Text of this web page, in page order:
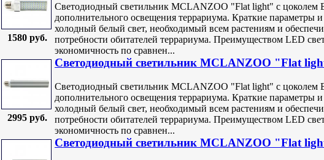
1580 руб.
Светодиодный светильник MCLANZOO "Flat light" с цоколем
дополнительного освещения террариума. Краткие параметры
холодный белый свет, необходимый всем растениям и
потребности обитателей террариума. Преимуществом LED
экономичность по сравнен...
2995 руб.
Светодиодный светильник MCLANZOO "Flat
Светодиодный светильник MCLANZOO "Flat light" с цоколем
дополнительного освещения террариума. Краткие параметры
холодный белый свет, необходимый всем растениям и
потребности обитателей террариума. Преимуществом LED
экономичность по сравнен...
Светодиодный светильник MCLANZOO "Flat